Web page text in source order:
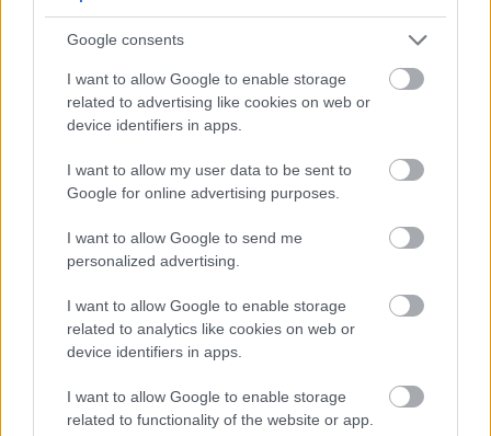
Google consents
I want to allow Google to enable storage
related to advertising like cookies on web or
device identifiers in apps.
I want to allow my user data to be sent to
Google for online advertising purposes.
I want to allow Google to send me
personalized advertising.
I want to allow Google to enable storage
related to analytics like cookies on web or
device identifiers in apps.
I want to allow Google to enable storage
related to functionality of the website or app.
autópálya útépítés M1-es autópálya Bicske
M1 bővítés: már zajlik a teljesen új Bicske Kelet
csomópont építése
Tizenegy meglévő csomópontot korszerűsít és négy új,
különszintű csomópontot hoz létre az MKIF az M1-es
Új gyalogosátkelők és jelzőlámpás
Másfélszeresére bővítik
Hódmezővásárhely jó hírű református
iskoláját